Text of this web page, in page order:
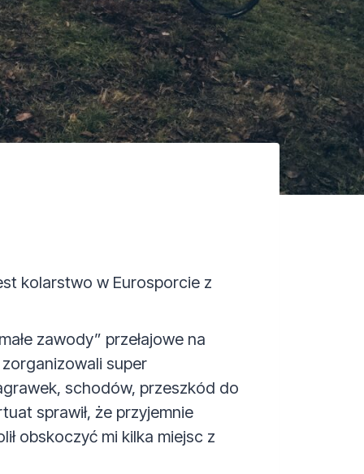
kolarstwo w Eurosporcie z
zawody” przełajowe na
super
schodów, przeszkód do
sprawił, że przyjemnie
obskoczyć mi kilka miejsc z